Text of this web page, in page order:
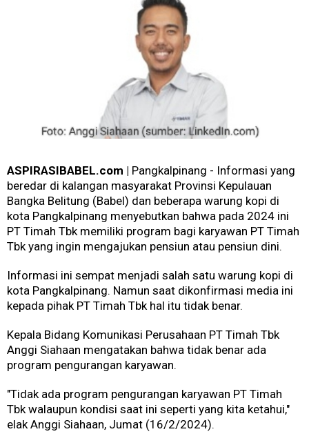
ASPIRASIBABEL.com | Pangkalpinang - Informasi yang
beredar di kalangan masyarakat Provinsi Kepulauan
Bangka Belitung (Babel) dan beberapa warung kopi di
kota Pangkalpinang menyebutkan bahwa pada 2024 ini
PT Timah Tbk memiliki program bagi karyawan PT Timah
Tbk yang ingin mengajukan pensiun atau pensiun dini.
Informasi ini sempat menjadi salah satu warung kopi di
kota Pangkalpinang. Namun saat dikonfirmasi media ini
kepada pihak PT Timah Tbk hal itu tidak benar.
Kepala Bidang Komunikasi Perusahaan PT Timah Tbk
Anggi Siahaan mengatakan bahwa tidak benar ada
program pengurangan karyawan.
"Tidak ada program pengurangan karyawan PT Timah
Tbk walaupun kondisi saat ini seperti yang kita ketahui,"
elak Anggi Siahaan, Jumat (16/2/2024).